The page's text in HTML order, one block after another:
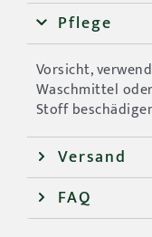
Pflege
Vorsicht,
Waschmittel
Stoff
Versand
FAQ